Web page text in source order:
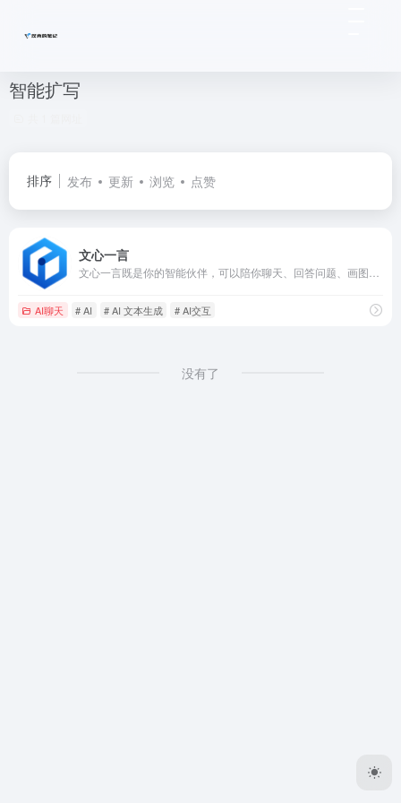
智能扩写
排序 发布 更新 浏览 点赞
文心一言
AI聊天 # AI # AI 文本生成 # AI交互
没有了